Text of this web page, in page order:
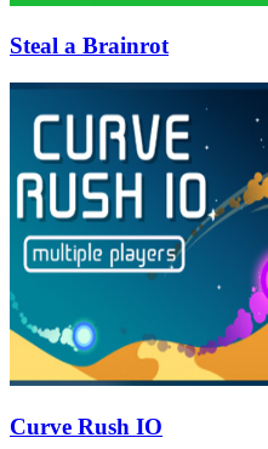
Steal a Brainrot
Curve Rush IO